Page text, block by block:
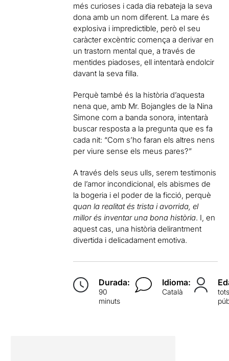
més curioses i cada dia rebateja la seva
dona amb un nom diferent. La mare és
explosiva i impredictible, però el seu
caràcter excèntric comença a derivar en
un trastorn mental que, a través de
mentides piadoses, ell intentarà endolcir
davant la seva filla.
Perquè també és la història d’aquesta
nena que, amb Mr. Bojangles de la Nina
Simone com a banda sonora, intentarà
buscar resposta a la pregunta que es fa
cada nit: “Com s’ho faran els altres nens
per viure sense els meus pares?”
A través dels seus ulls, serem testimonis
de l’amor incondicional, els abismes de
la bogeria i el poder de la ficció, perquè
quan la realitat és trista i avorrida, el
millor és inventar una bona història. I, en
aquest cas, una història delirantment
divertida i delicadament emotiva.
Durada:
90
minuts
Idioma:
Català